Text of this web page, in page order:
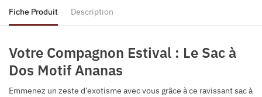
Fiche Produit Description
Votre Compagnon Estival : Le Sac à
Dos Motif Ananas
Emmenez un zeste d’exotisme avec vous grâce à ce ravissant sac à